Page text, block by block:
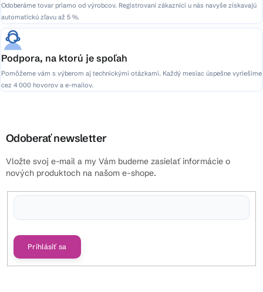
Odoberáme tovar priamo od výrobcov. Registrovaní zákazníci u nás navyše získavajú
automatickú zľavu až 5 %.
Podpora, na ktorú je spoľah
Pomôžeme vám s výberom aj technickými otázkami. Každý mesiac úspešne vyriešime
cez 4 000 hovorov a e-mailov.
Odoberať newsletter
Vložte svoj e-mail a my Vám budeme zasielať informácie o
nových produktoch na našom e-shope.
Prihlásiť sa